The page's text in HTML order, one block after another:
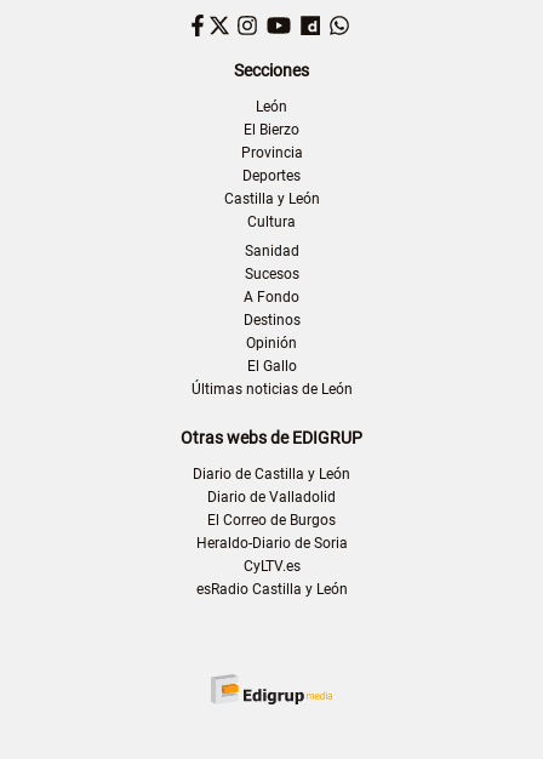
Facebook
TwitterInstagram
YouTubeDailymotion
Secciones
León
El Bierzo
Provincia
Deportes
Castilla y León
Cultura
Sanidad
Sucesos
A Fondo
Destinos
Opinión
El Gallo
Últimas noticias de León
Otras webs de EDIGRUP
Diario de Castilla y León
Diario de Valladolid
El Correo de Burgos
Heraldo-Diario de Soria
CyLTV.es
esRadio Castilla y León